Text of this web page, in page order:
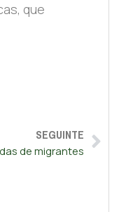
que
SEGUINTE
de migrantes